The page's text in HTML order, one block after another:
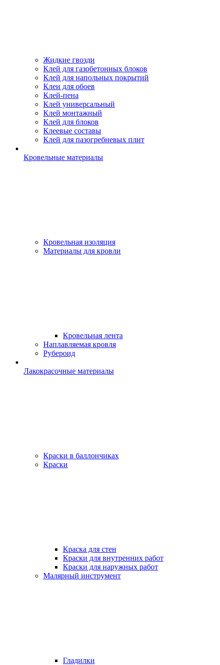
Жидкие гвозди
Клей для газобетонных блоков
Клей для напольных покрытий
Клеи для обоев
Клей-пена
Клей универсальный
Клей монтажный
Клей для блоков
Клеевые составы
Клей для пазогребневых плит
Кровельные материалы
Кровельная изоляция
Материалы для кровли
Кровельная лента
Наплавляемая кровля
Рубероид
Лакокрасочные материалы
Краски в баллончиках
Краски
Краска для стен
Краски для внутренних работ
Краски для наружных работ
Малярный инструмент
Гладилки